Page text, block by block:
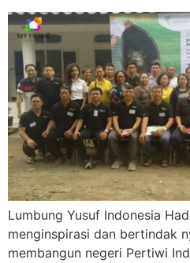
Lumbung Yusuf Indonesia
menginspirasi dan bertindak
membangun negeri Pertiwi